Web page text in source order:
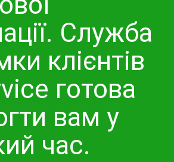
Служба
клієнтів
готова
вам у
час.